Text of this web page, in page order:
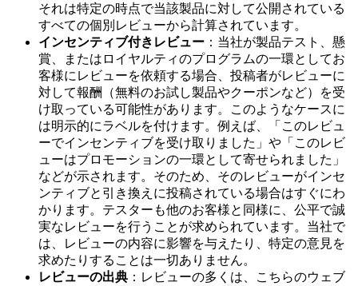
それは特定の時点で当該製品に対して公開されている
すべての個別レビューから計算されています。
インセンティブ付きレビュー ：当社が製品テスト、懸
賞、またはロイヤルティのプログラムの一環としてお
客様にレビューを依頼する場合、投稿者がレビューに
対して報酬（無料のお試し製品やクーポンなど）を受
け取っている可能性があります。このようなケースに
は明示的にラベルを付けます。例えば、「このレビュ
ーでインセンティブを受け取りました」や「このレビ
ューはプロモーションの一環として寄せられました」
などが示されます。そのため、そのレビューがインセ
ンティブと引き換えに投稿されている場合はすぐにわ
かります。テスターも他のお客様と同様に、公平で誠
実なレビューを行うことが求められています。当社で
は、レビューの内容に影響を与えたり、特定の意見を
求めたりすることは一切ありません。
レビューの出典 ：レビューの多くは、こちらのウェブ